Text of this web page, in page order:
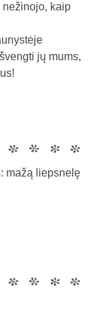
kaip
jų mums,
mažą liepsnelę